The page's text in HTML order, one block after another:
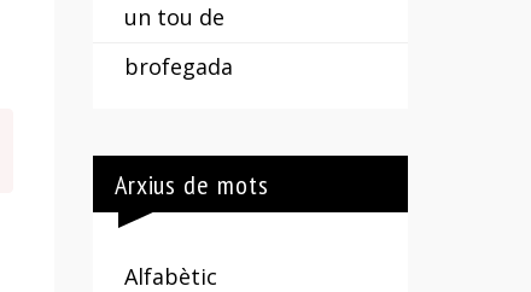
un tou de
brofegada
Arxius de mots
Alfabètic